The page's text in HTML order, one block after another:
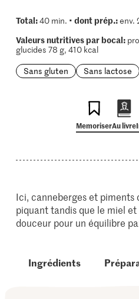
Total:40 min. • dont prép.:env.
Valeurs nutritives par bocal:
glucides 78 g, 410 kcal
Sans gluten
Sans lactose
MemoriserAu livre
Ici, canneberges et
piquant tandis que le miel
douceur pour un équilibre
Ingrédients